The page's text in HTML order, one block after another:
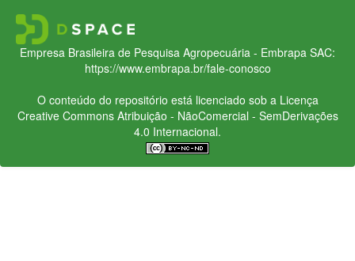
Empresa Brasileira de Pesquisa Agropecuária - Embrapa SAC:
https://www.embrapa.br/fale-conosco
O conteúdo do repositório está licenciado sob a Licença
Creative CommonsAtribuição - NãoComercial - SemDerivações
4.0 Internacional.